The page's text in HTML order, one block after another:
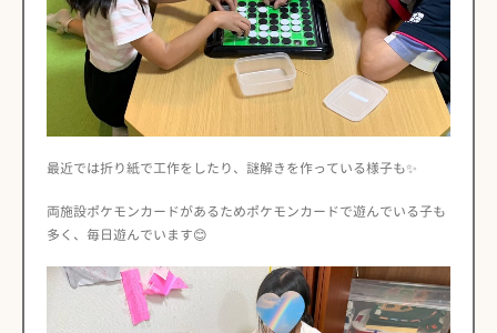
最近では折り紙で工作をしたり、謎解きを作っている様子も✨
両施設ポケモンカードがあるためポケモンカードで遊んでいる子も
多く、毎日遊んでいます😊